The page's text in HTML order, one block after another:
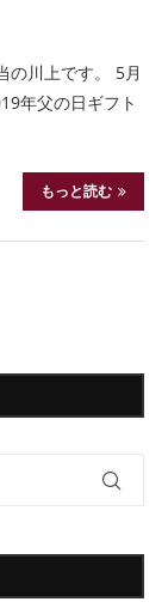
川上です。 5月
年父の日ギフト
もっと読む